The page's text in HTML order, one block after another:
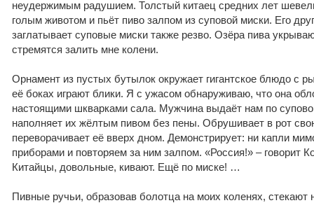
неудержимым радушием. Толстый китаец средних лет
голым животом и пьёт пиво залпом из суповой миски. Его
заглатывает суповые миски также резво. Озёра пива
стремятся залить мне колени.
Орнамент из пустых бутылок окружает гигантское блюдо с
её боках играют блики. Я с ужасом обнаруживаю, что она
настоящими шкварками сала. Мужчина выдаёт нам по
наполняет их жёлтым пивом без пены. Обрушивает в рот
переворачивает её вверх дном. Демонстрирует: ни капли
приборами и повторяем за ним залпом. «Россия!» – говорит
Китайцы, довольные, кивают. Ещё по миске! …
Пивные ручьи, образовав болотца на моих коленях, стекают